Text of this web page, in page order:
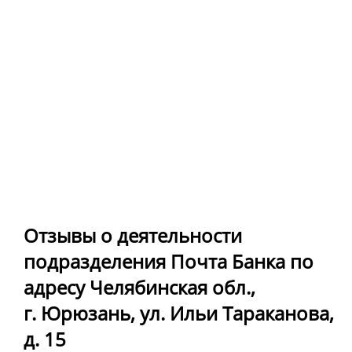
Отзывы о деятельности
подразделения Почта Банка по
адресу Челябинская обл.,
г. Юрюзань, ул. Ильи Тараканова,
д. 15